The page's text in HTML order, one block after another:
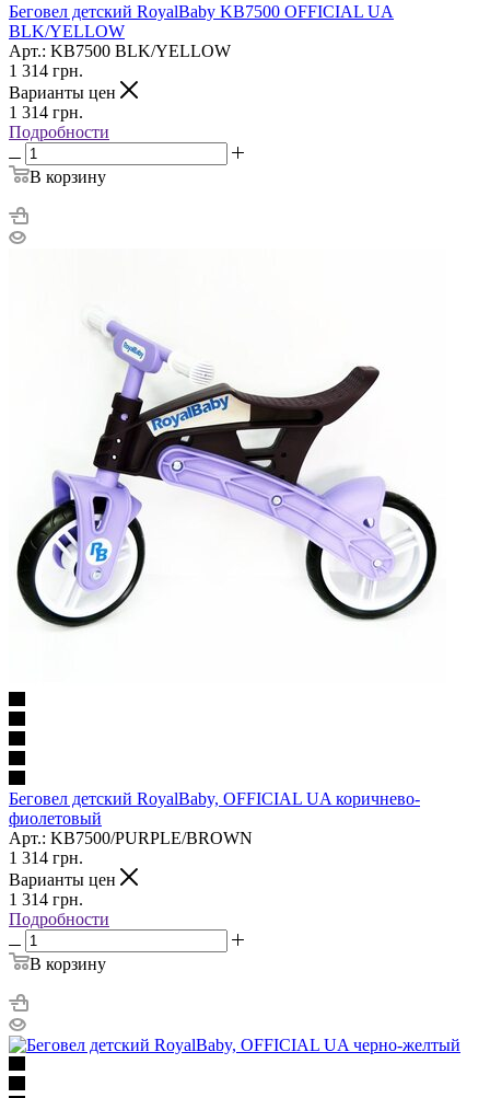
Беговел детский RoyalBaby KB7500 OFFICIAL UA
BLK/YELLOW
Арт.: KB7500 BLK/YELLOW
1 314 грн.
Варианты цен
1 314 грн.
Подробности
В корзину
Беговел детский RoyalBaby, OFFICIAL UA коричнево-
фиолетовый
Арт.: KB7500/PURPLE/BROWN
1 314 грн.
Варианты цен
1 314 грн.
Подробности
В корзину